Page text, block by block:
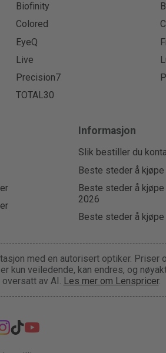
Biofinity
Colored
EyeQ
Live
Precision7
TOTAL30
Informasjon
Slik bestiller du
Beste steder å
Beste steder å
2026
Beste steder å
med en autorisert optiker. Priser
kun veiledende, kan endres, og
av AI. Les mer om Lenspricer.